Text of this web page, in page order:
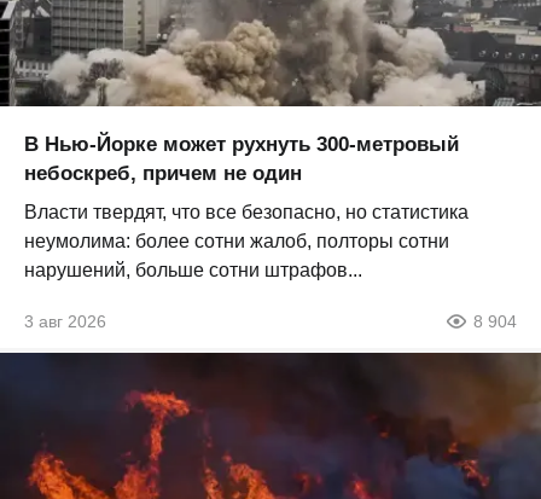
В Нью-Йорке может рухнуть 300-метровый
небоскреб, причем не один
Власти твердят, что все безопасно, но статистика
неумолима: более сотни жалоб, полторы сотни
нарушений, больше сотни штрафов...
3 авг 2026 8 904